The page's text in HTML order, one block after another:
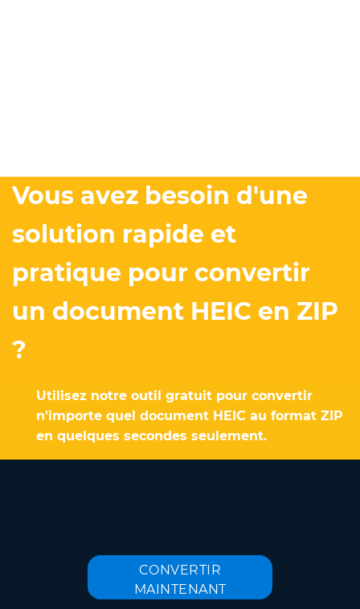
Vous avez besoin d'une
solution rapide et
pratique pour convertir
un document HEIC en ZIP
?
Utilisez notre outil gratuit pour convertir
n'importe quel document HEIC au format ZIP
en quelques secondes seulement.
CONVERTIR
MAINTENANT